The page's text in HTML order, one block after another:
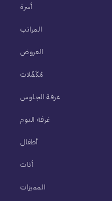
أسرة
المراتب
العروض
مُكَمِّلات
غرفة الجلوس
غرفة النوم
أطفال
أثاث
المميزات